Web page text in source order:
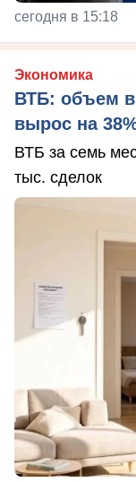
сегодня в 15:18
Экономика
ВТБ: объем
вырос на
ВТБ за семь
тыс. сделок